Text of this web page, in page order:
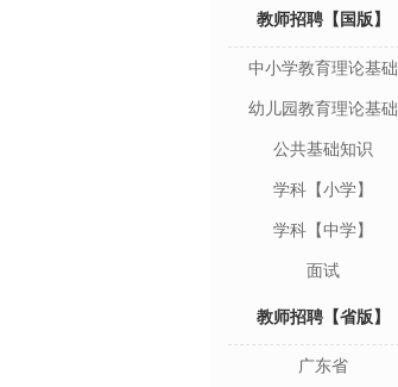
教师招聘【国版】
中小学教育理论基础
幼儿园教育理论基础
公共基础知识
学科【小学】
学科【中学】
面试
教师招聘【省版】
广东省